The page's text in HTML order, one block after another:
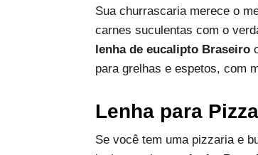
Sua churrascaria merece o
carnes suculentas com o
lenha de eucalipto Braseiro
para grelhas e espetos, com
Lenha para
Se você tem uma pizzaria e